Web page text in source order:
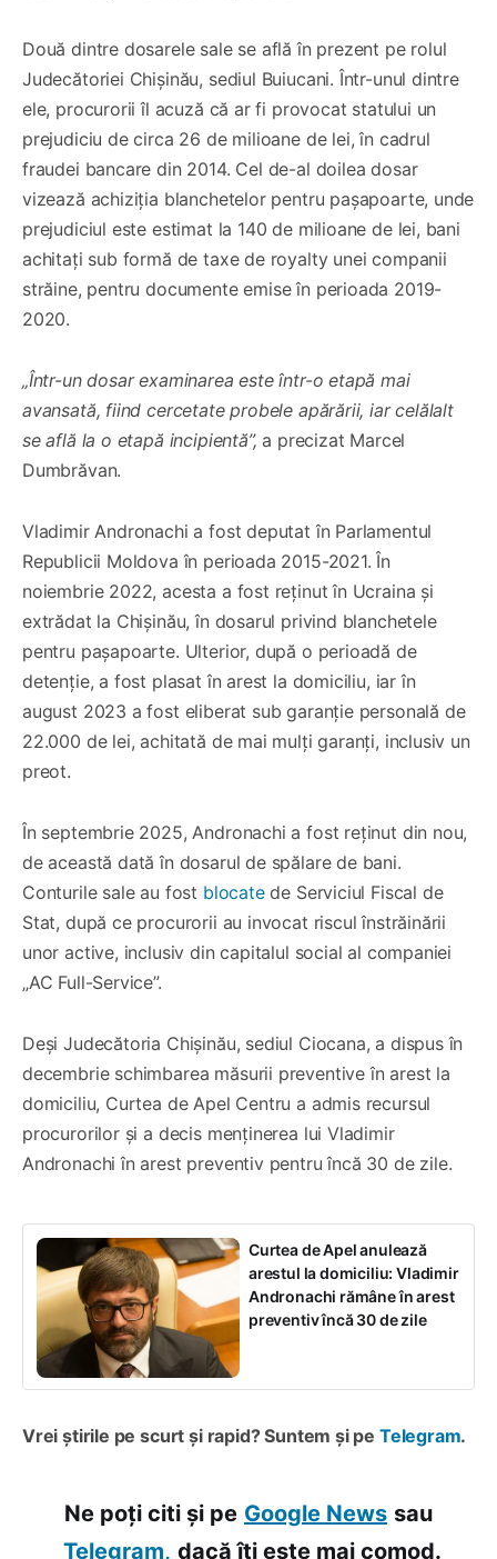
Două dintre dosarele sale se află în prezent pe rolul
Judecătoriei Chișinău, sediul Buiucani. Într-unul dintre
ele, procurorii îl acuză că ar fi provocat statului un
prejudiciu de circa 26 de milioane de lei, în cadrul
fraudei bancare din 2014. Cel de-al doilea dosar
vizează achiziția blanchetelor pentru pașapoarte, unde
prejudiciul este estimat la 140 de milioane de lei, bani
achitați sub formă de taxe de royalty unei companii
străine, pentru documente emise în perioada 2019-
2020.
„Într-un dosar examinarea este într-o etapă mai
avansată, fiind cercetate probele apărării, iar celălalt
se află la o etapă incipientă”,a precizat Marcel
Dumbrăvan.
Vladimir Andronachi a fost deputat în Parlamentul
Republicii Moldova în perioada 2015-2021. În
noiembrie 2022, acesta a fost reținut în Ucraina și
extrădat la Chișinău, în dosarul privind blanchetele
pentru pașapoarte. Ulterior, după o perioadă de
detenție, a fost plasat în arest la domiciliu, iar în
august 2023 a fost eliberat sub garanție personală de
22.000 de lei, achitată de mai mulți garanți, inclusiv un
preot.
În septembrie 2025, Andronachi a fost reținut din nou,
de această dată în dosarul de spălare de bani.
Conturile sale au fost blocatede Serviciul Fiscal de
Stat, după ce procurorii au invocat riscul înstrăinării
unor active, inclusiv din capitalul social al companiei
„AC Full-Service”.
Deși Judecătoria Chișinău, sediul Ciocana, a dispus în
decembrie schimbarea măsurii preventive în arest la
domiciliu, Curtea de Apel Centru a admis recursul
procurorilor și a decis menținerea lui Vladimir
Andronachi în arest preventiv pentru încă 30 de zile.
Curtea de Apel anulează
arestul la domiciliu: Vladimir
Andronachi rămâne în arest
preventiv încă 30 de zile
Vrei știrile pe scurt și rapid? Suntem și pe Telegram.
Ne poți citi și pe Google News sau
Telegram, dacă îți este mai comod.